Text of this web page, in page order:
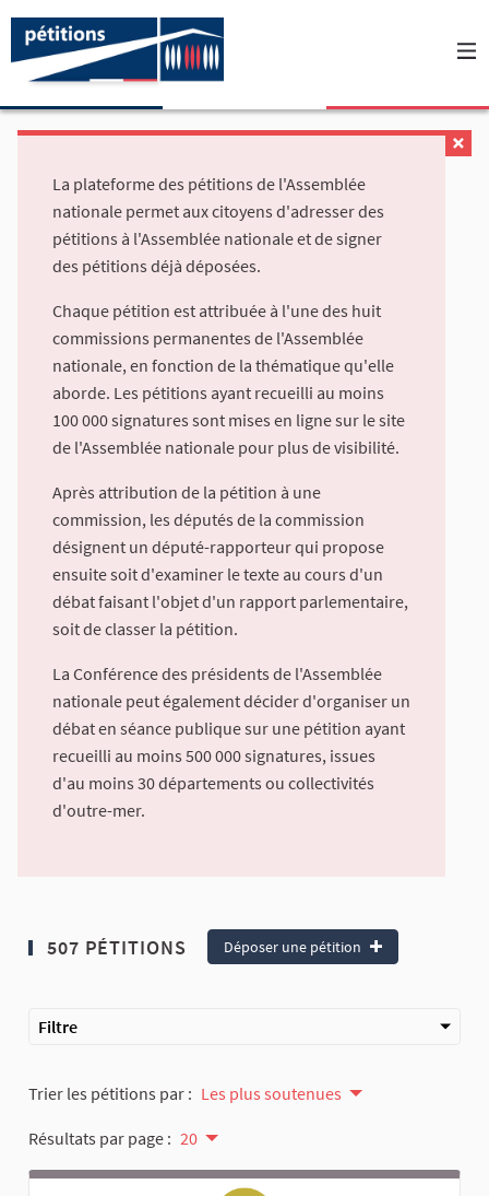
La plateforme des pétitions de l'Assemblée
nationale permet aux citoyens d'adresser des
pétitions à l'Assemblée nationale et de signer
des pétitions déjà déposées.
Chaque pétition est attribuée à l'une des huit
commissions permanentes de l'Assemblée
nationale, en fonction de la thématique qu'elle
aborde. Les pétitions ayant recueilli au moins
100 000 signatures sont mises en ligne sur le site
de l'Assemblée nationale pour plus de visibilité.
Après attribution de la pétition à une
commission, les députés de la commission
désignent un député-rapporteur qui propose
ensuite soit d'examiner le texte au cours d'un
débat faisant l'objet d'un rapport parlementaire,
soit de classer la pétition.
La Conférence des présidents de l'Assemblée
nationale peut également décider d'organiser un
débat en séance publique sur une pétition ayant
recueilli au moins 500 000 signatures, issues
d'au moins 30 départements ou collectivités
d'outre-mer.
507 PÉTITIONS Déposer une pétition
Filtre
Trier les pétitions par : Les plus soutenues
Résultats par page : 20